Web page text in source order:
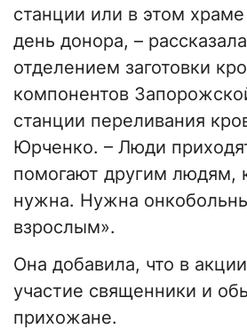
станции или в этом
день донора, –
отделением заготовки
компонентов
станции переливания
Юрченко. – Люди
помогают другим людям,
нужна. Нужна
взрослым».
Она добавила, что в
участие священники и
прихожане.